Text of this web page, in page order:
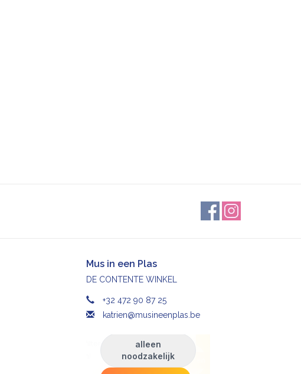
Mus in een Plas
DE CONTENTE WINKEL
+32 472 90 87 25
katrien@musineenplas.be